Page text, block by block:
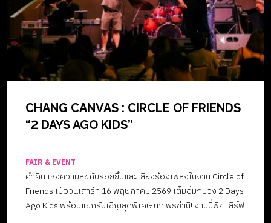
CHANG CANVAS : CIRCLE OF FRIENDS
“2 DAYS AGO KIDS”
FAIR & EVENT
ค่ำคืนแห่งความสุขกับรอยยิ้มและเสียงร้องเพลงในงาน Circle of
Friends เมื่อวันเสาร์ที่ 16 พฤษภาคม 2569 เต็มอิ่มกับวง 2 Days
Ago Kids พร้อมแขกรับเชิญสุดพิเศษ นภ พรชำนิ! งานนี้พี่ๆ เสิร์ฟ